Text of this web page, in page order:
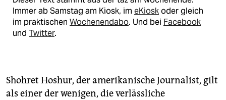
Immer ab Samstag am Kiosk, im eKioskoder gleich
im praktischen Wochenendabo. Und bei Facebook
und Twitter.
Shohret Hoshur, der amerikanische Journalist, gilt
als einer der wenigen, die verlässliche